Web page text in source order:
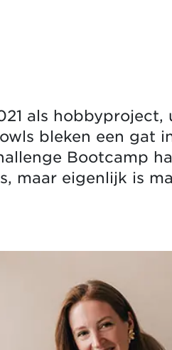
als
bleken een gat
Bootcamp
maar eigenlijk is